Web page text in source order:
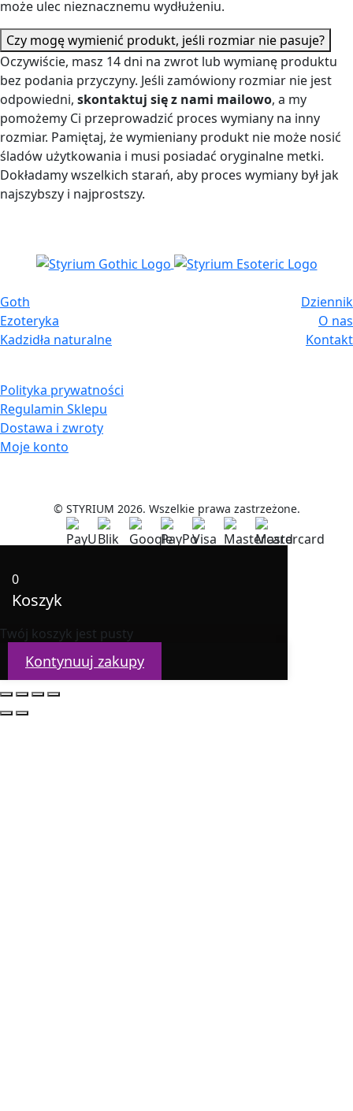
może ulec nieznacznemu wydłużeniu.
Czy mogę wymienić produkt, jeśli rozmiar nie pasuje?
Oczywiście, masz 14 dni na zwrot lub wymianę produktu
bez podania przyczyny. Jeśli zamówiony rozmiar nie jest
odpowiedni, skontaktuj się z nami mailowo, a my
pomożemy Ci przeprowadzić proces wymiany na inny
rozmiar. Pamiętaj, że wymieniany produkt nie może nosić
śladów użytkowania i musi posiadać oryginalne metki.
Dokładamy wszelkich starań, aby proces wymiany był jak
najszybszy i najprostszy.
Goth
Ezoteryka
Kadzidła naturalne
Dziennik
O nas
Kontakt
Polityka prywatności
Regulamin Sklepu
Dostawa i zwroty
Moje konto
© STYRIUM 2026. Wszelkie prawa zastrzeżone.
0
Koszyk
Twój koszyk jest pusty
Kontynuuj zakupy